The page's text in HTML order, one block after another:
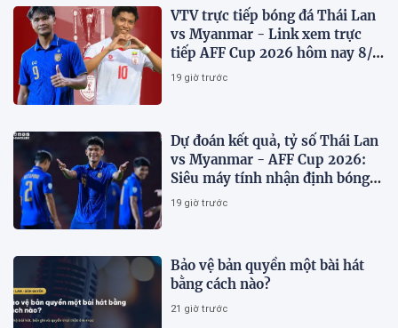
VTV trực tiếp bóng đá Thái Lan
vs Myanmar - Link xem trực
tiếp AFF Cup 2026 hôm nay 8/8
trên VTV6
19 giờ trước
Dự đoán kết quả, tỷ số Thái Lan
vs Myanmar - AFF Cup 2026:
Siêu máy tính nhận định bóng
đá hôm nay 8/8
19 giờ trước
Bảo vệ bản quyền một bài hát
bằng cách nào?
21 giờ trước